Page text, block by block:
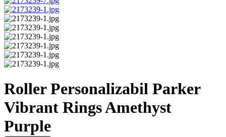
Roller Personalizabil Parker
Vibrant Rings Amethyst
Purple